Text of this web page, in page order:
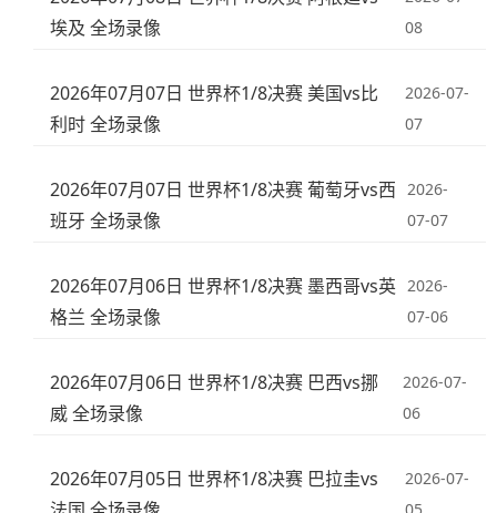
埃及 全场录像
08
2026年07月07日 世界杯1/8决赛 美国vs比
利时 全场录像
2026-07-
07
2026年07月07日 世界杯1/8决赛 葡萄牙vs西
班牙 全场录像
2026-
07-07
2026年07月06日 世界杯1/8决赛 墨西哥vs英
格兰 全场录像
2026-
07-06
2026年07月06日 世界杯1/8决赛 巴西vs挪
威 全场录像
2026-07-
06
2026年07月05日 世界杯1/8决赛 巴拉圭vs
2026-07-